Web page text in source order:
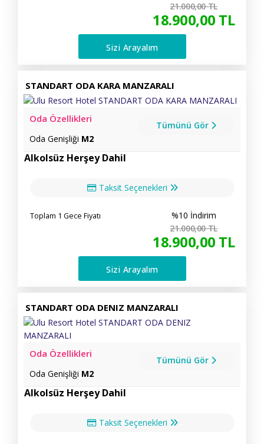
21.000,00TL
18.900,00 TL
Sizi Arayalım
STANDART ODA KARA MANZARALI
Oda Özellikleri
Oda Genişliği M2
Tümünü Gör
Alkolsüz Herşey Dahil
Taksit Seçenekleri
Toplam 1 Gece Fiyatı
%10 İndirim
21.000,00TL
18.900,00 TL
Sizi Arayalım
STANDART ODA DENIZ MANZARALI
Oda Özellikleri
Oda Genişliği M2
Tümünü Gör
Alkolsüz Herşey Dahil
Taksit Seçenekleri